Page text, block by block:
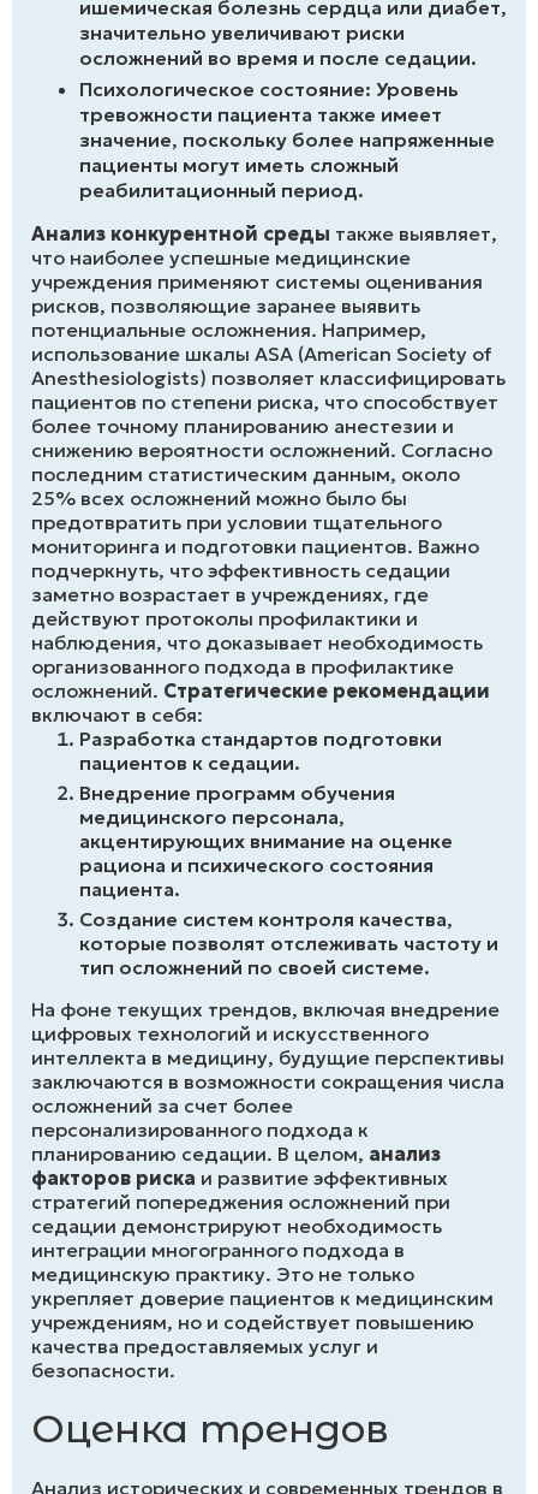
ишемическая болезнь сердца или диабет,
значительно увеличивают риски
осложнений во время и после седации.
Психологическое состояние: Уровень
тревожности пациента также имеет
значение, поскольку более напряженные
пациенты могут иметь сложный
реабилитационный период.
Анализ конкурентной среды также выявляет,
что наиболее успешные медицинские
учреждения применяют системы оценивания
рисков, позволяющие заранее выявить
потенциальные осложнения. Например,
использование шкалы ASA (American Society of
Anesthesiologists) позволяет классифицировать
пациентов по степени риска, что способствует
более точному планированию анестезии и
снижению вероятности осложнений. Согласно
последним статистическим данным, около
25% всех осложнений можно было бы
предотвратить при условии тщательного
мониторинга и подготовки пациентов. Важно
подчеркнуть, что эффективность седации
заметно возрастает в учреждениях, где
действуют протоколы профилактики и
наблюдения, что доказывает необходимость
организованного подхода в профилактике
осложнений. Стратегические рекомендации
включают в себя:
Разработка стандартов подготовки
пациентов к седации.
Внедрение программ обучения
медицинского персонала,
акцентирующих внимание на оценке
рациона и психического состояния
пациента.
Создание систем контроля качества,
которые позволят отслеживать частоту и
тип осложнений по своей системе.
На фоне текущих трендов, включая внедрение
цифровых технологий и искусственного
интеллекта в медицину, будущие перспективы
заключаются в возможности сокращения числа
осложнений за счет более
персонализированного подхода к
планированию седации. В целом, анализ
факторов риска и развитие эффективных
стратегий попереджения осложнений при
седации демонстрируют необходимость
интеграции многогранного подхода в
медицинскую практику. Это не только
укрепляет доверие пациентов к медицинским
учреждениям, но и содействует повышению
качества предоставляемых услуг и
безопасности.
Оценка трендов
Анализ исторических и современных трендов в